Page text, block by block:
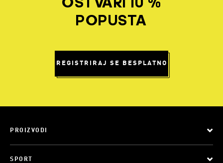
OSTVARI 10 %
POPUSTA
REGISTRIRAJ SE BESPLATNO
PROIZVODI
SPORT